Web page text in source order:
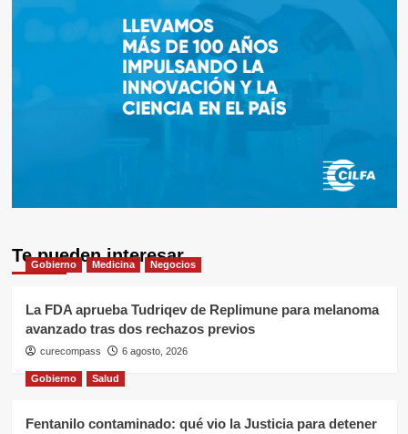
Te pueden interesar
Gobierno Medicina Negocios
La FDA aprueba Tudriqev de Replimune para melanoma
avanzado tras dos rechazos previos
curecompass 6 agosto, 2026
Gobierno Salud
Fentanilo contaminado: qué vio la Justicia para detener